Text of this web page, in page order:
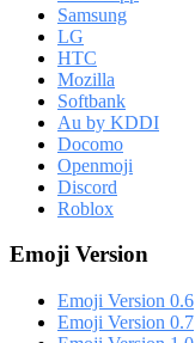
Samsung
LG
HTC
Mozilla
Softbank
Au by KDDI
Docomo
Openmoji
Discord
Roblox
Emoji Version
Emoji Version 0.6
Emoji Version 0.7